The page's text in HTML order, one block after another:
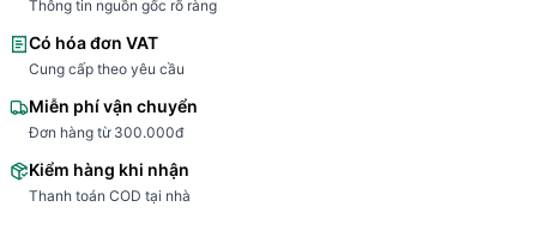
Thông tin nguồn gốc rõ ràng
Có hóa đơn VAT
Cung cấp theo yêu cầu
Miễn phí vận chuyển
Đơn hàng từ 300.000đ
Kiểm hàng khi nhận
Thanh toán COD tại nhà